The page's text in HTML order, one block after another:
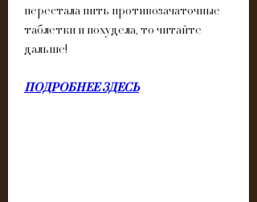
перестала пить противозачаточные
таблетки и похудела, то читайте
дальше!
ПОДРОБНЕЕ ЗДЕСЬ